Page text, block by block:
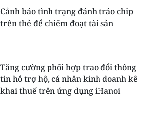
Cảnh báo tình trạng đánh tráo chip
trên thẻ để chiếm đoạt tài sản
Tăng cường phối hợp trao đổi thông
tin hỗ trợ hộ, cá nhân kinh doanh kê
khai thuế trên ứng dụng iHanoi